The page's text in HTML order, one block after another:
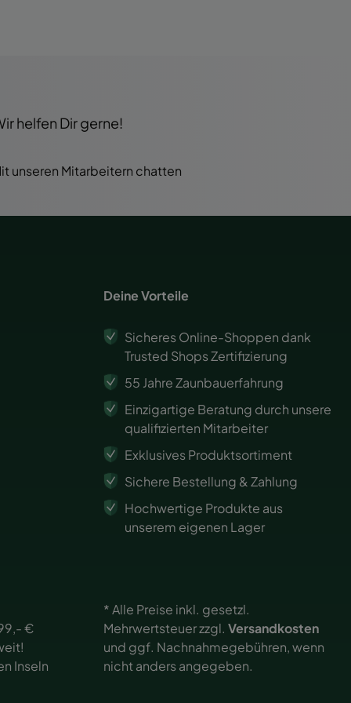
helfen Dir gerne!
unseren Mitarbeitern chatten
Deine Vorteile
Sicheres Online-Shoppen dank
Trusted Shops Zertifizierung
55 Jahre Zaunbauerfahrung
Einzigartige Beratung durch unsere
qualifizierten Mitarbeiter
Exklusives Produktsortiment
Sichere Bestellung & Zahlung
Hochwertige Produkte aus
unserem eigenen Lager
€
Inseln
* Alle Preise inkl. gesetzl.
Mehrwertsteuer zzgl. Versandkosten
und ggf. Nachnahmegebühren, wenn
nicht anders angegeben.